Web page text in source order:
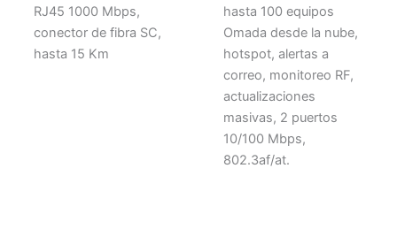
RJ45 1000 Mbps,
conector de fibra SC,
hasta 15 Km
hasta 100 equipos
Omada desde la nube,
hotspot, alertas a
correo, monitoreo RF,
actualizaciones
masivas, 2 puertos
10/100 Mbps,
802.3af/at.